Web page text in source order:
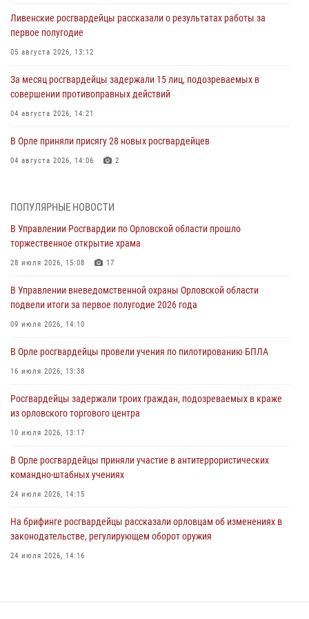
Ливенские росгвардейцы рассказали о результатах работы за
первое полугодие
05 августа 2026, 13:12
За месяц росгвардейцы задержали 15 лиц, подозреваемых в
совершении противоправных действий
04 августа 2026, 14:21
В Орле приняли присягу 28 новых росгвардейцев
04 августа 2026, 14:06 2
предоставлении госуслуг
Росгвардейцы обеспечили безопасность во время празднования
Дня ВДВ
В Орле росгвардейцы приняли участие в учениях на избирательном
участке
Жительница Мценска сдала в Росгвардию незарегистрированное
31 июля 2026, 13:16
ПОПУЛЯРНЫЕ НОВОСТИ
В Управлении Росгвардии по Орловской области прошло
торжественное открытие храма
28 июля 2026, 15:08 17
В Управлении вневедомственной охраны Орловской области
подвели итоги за первое полугодие 2026 года
09 июля 2026, 14:10
В Орле росгвардейцы провели учения по пилотированию БПЛА
16 июля 2026, 13:38
Росгвардейцы задержали троих граждан, подозреваемых в краже
из орловского торгового центра
10 июля 2026, 13:17
В Орле росгвардейцы приняли участие в антитеррористических
командно-штабных учениях
24 июля 2026, 14:15
На брифинге росгвардейцы рассказали орловцам об изменениях в
законодательстве, регулирующем оборот оружия
24 июля 2026, 14:16